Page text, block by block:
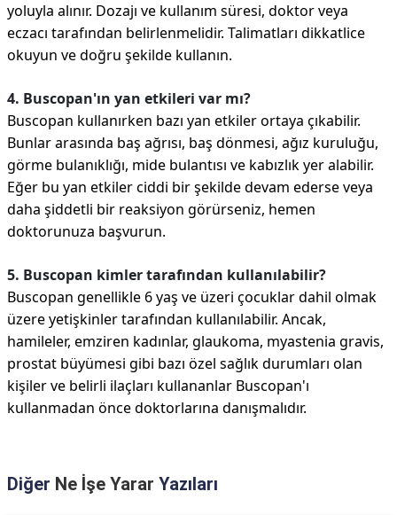
yoluyla alınır. Dozajı ve kullanım süresi, doktor veya
eczacı tarafından belirlenmelidir. Talimatları dikkatlice
okuyun ve doğru şekilde kullanın.
4. Buscopan'ın yan etkileri var mı?
Buscopan kullanırken bazı yan etkiler ortaya çıkabilir.
Bunlar arasında baş ağrısı, baş dönmesi, ağız kuruluğu,
görme bulanıklığı, mide bulantısı ve kabızlık yer alabilir.
Eğer bu yan etkiler ciddi bir şekilde devam ederse veya
daha şiddetli bir reaksiyon görürseniz, hemen
doktorunuza başvurun.
5. Buscopan kimler tarafından kullanılabilir?
Buscopan genellikle 6 yaş ve üzeri çocuklar dahil olmak
üzere yetişkinler tarafından kullanılabilir. Ancak,
hamileler, emziren kadınlar, glaukoma, myastenia gravis,
prostat büyümesi gibi bazı özel sağlık durumları olan
kişiler ve belirli ilaçları kullananlar Buscopan'ı
kullanmadan önce doktorlarına danışmalıdır.
Diğer Ne İşe Yarar Yazıları